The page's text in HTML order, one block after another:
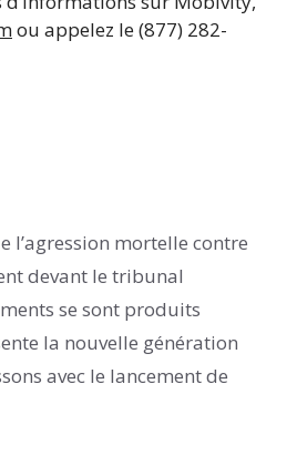
ou appelez le (877) 282-
l’agression mortelle contre
devant le tribunal
se sont produits
la nouvelle génération
avec le lancement de